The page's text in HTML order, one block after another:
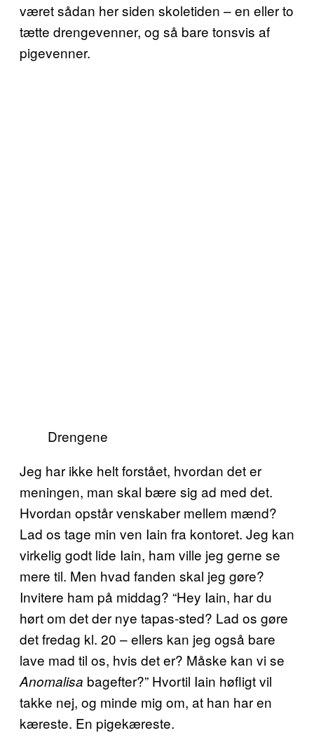
været sådan her siden skoletiden – en eller to
tætte drengevenner, og så bare tonsvis af
pigevenner.
Drengene
Jeg har ikke helt forstået, hvordan det er
meningen, man skal bære sig ad med det.
Hvordan opstår venskaber mellem mænd?
Lad os tage min ven Iain fra kontoret. Jeg kan
virkelig godt lide Iain, ham ville jeg gerne se
mere til. Men hvad fanden skal jeg gøre?
Invitere ham på middag? “Hey Iain, har du
hørt om det der nye tapas-sted? Lad os gøre
det fredag kl. 20 – ellers kan jeg også bare
lave mad til os, hvis det er? Måske kan vi se
Anomalisa bagefter?” Hvortil Iain høfligt vil
takke nej, og minde mig om, at han har en
kæreste. En pigekæreste.